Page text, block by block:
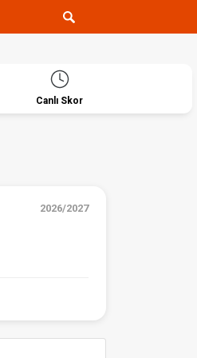
Canlı Skor
2026/2027